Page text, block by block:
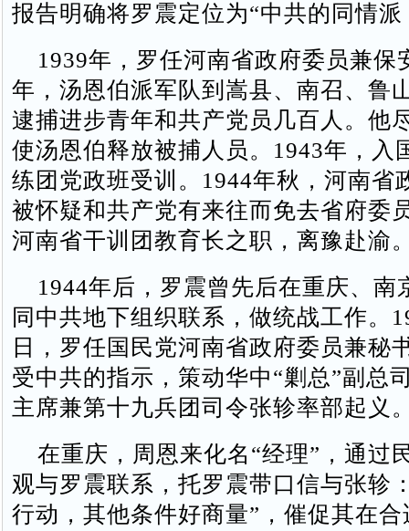
报告明确将罗震定位为“中共的同情派
1939年，罗任河南省政府委员兼保
年，汤恩伯派军队到嵩县、南召、鲁
逮捕进步青年和共产党员几百人。他
使汤恩伯释放被捕人员。1943年，入
练团党政班受训。1944年秋，河南省
被怀疑和共产党有来往而免去省府委
河南省干训团教育长之职，离豫赴渝
1944年后，罗震曾先后在重庆、南
同中共地下组织联系，做统战工作。
日，罗任国民党河南省政府委员兼秘
受中共的指示，策动华中“剿总”副总
主席兼第十九兵团司令张轸率部起义
在重庆，周恩来化名“经理”，通过
观与罗震联系，托罗震带口信与张轸
行动，其他条件好商量”，催促其在